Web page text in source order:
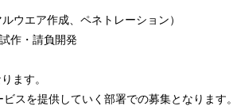
ウエア作成、ペネトレーション）
作・請負開発
ます。
スを提供していく部署での募集となります